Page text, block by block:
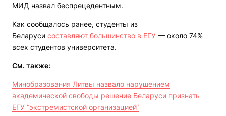
МИД назвал беспрецедентным.
Как сообщалось ранее, студенты из
Беларуси составляют большинство в ЕГУ — около 74%
всех студентов университета.
См. также:
Минобразования Литвы назвало нарушением
академической свободы решение Беларуси признать
ЕГУ “экстремистской организацией“